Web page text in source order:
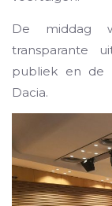
De middag
transparante
publiek en de
Dacia.